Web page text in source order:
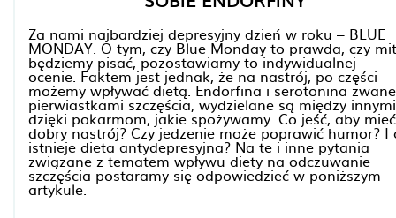
Za nami najbardziej depresyjny dzień w roku – BLUE
MONDAY. O tym, czy Blue Monday to prawda, czy
będziemy pisać, pozostawiamy to indywidualnej
ocenie. Faktem jest jednak, że na nastrój, po części
możemy wpływać dietą. Endorfina i serotonina zwane
pierwiastkami szczęścia, wydzielane są między innymi
dzięki pokarmom, jakie spożywamy. Co jeść, aby mieć
dobry nastrój? Czy jedzenie może poprawić humor? I
istnieje dieta antydepresyjna? Na te i inne pytania
związane z tematem wpływu diety na odczuwanie
szczęścia postaramy się odpowiedzieć w poniższym
artykule.